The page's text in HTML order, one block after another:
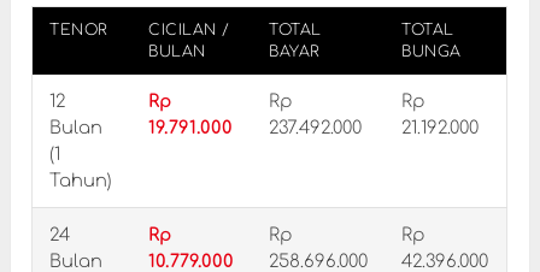
TENOR
CICILAN /
BULAN
TOTAL
BAYAR
TOTAL
BUNGA
12
Bulan
(1
Tahun)
Rp
19.791.000
Rp
237.492.000
Rp
21.192.000
24
Bulan
Rp
10.779.000
Rp
258.696.000
Rp
42.396.000